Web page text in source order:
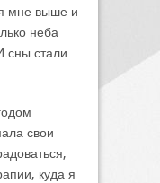
мне выше и
неба
сны стали
свои
куда я